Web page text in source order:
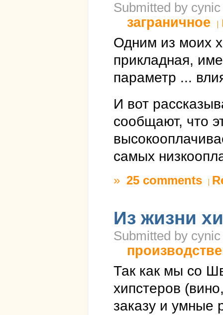
Submitted by
заграничное
Одним из моих
прикладная,
параметр ...
И вот
сообщают, что
самых
» 25 comments
Из жизни
Submitted by
Так как мы со
хипстеров
заказу и умные